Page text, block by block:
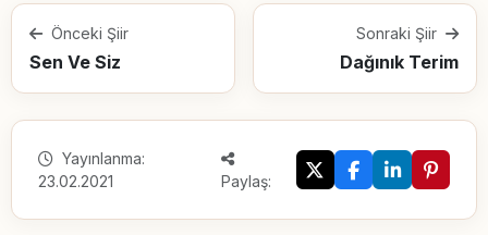
Önceki Şiir
Sen Ve Siz
Sonraki Şiir
Dağınık Terim
Yayınlanma:
23.02.2021
Paylaş: